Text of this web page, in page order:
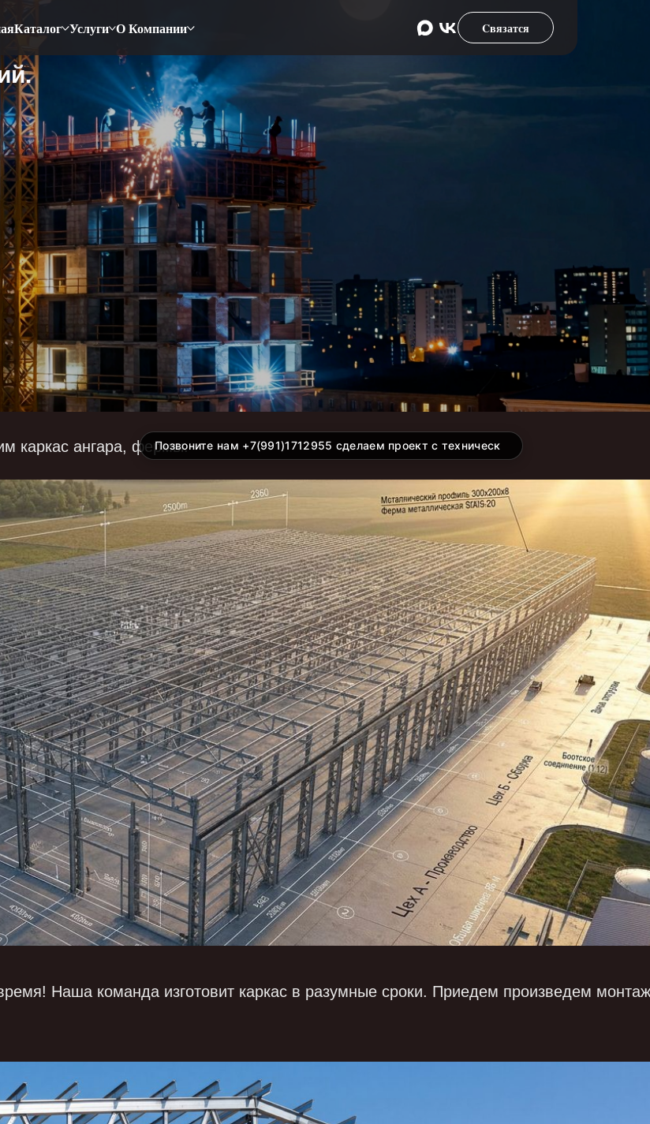
каркас ангара, фермы.
Наша команда изготовит каркас в разумные сроки. Приедем произведем
Каталог Услуги О Компании Cвязатся
Позвоните нам +7(991)1712955 сделаем проект с технической документацией